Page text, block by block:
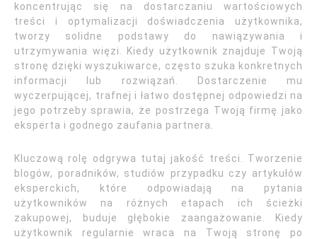
koncentrując się na dostarczaniu wartościowych
treści i optymalizacji doświadczenia użytkownika,
tworzy solidne podstawy do nawiązywania i
utrzymywania więzi. Kiedy użytkownik znajduje Twoją
stronę dzięki wyszukiwarce, często szuka konkretnych
informacji lub rozwiązań. Dostarczenie mu
wyczerpującej, trafnej i łatwo dostępnej odpowiedzi na
jego potrzeby sprawia, że postrzega Twoją firmę jako
eksperta i godnego zaufania partnera.
Kluczową rolę odgrywa tutaj jakość treści. Tworzenie
blogów, poradników, studiów przypadku czy artykułów
eksperckich, które odpowiadają na pytania
użytkowników na różnych etapach ich ścieżki
zakupowej, buduje głębokie zaangażowanie. Kiedy
użytkownik regularnie wraca na Twoją stronę po